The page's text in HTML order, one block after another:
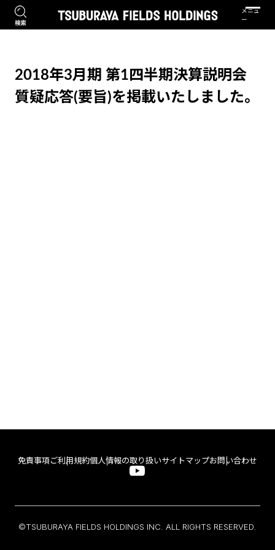
2018年3月期 第1四半期決算説明会
質疑応答(要旨)を掲載いたしました。
免責事項 ご利用規約個人情報の取り扱いサイトマップお問い合わせ
©TSUBURAYA FIELDS HOLDINGS INC. ALL RIGHTS RESERVED.